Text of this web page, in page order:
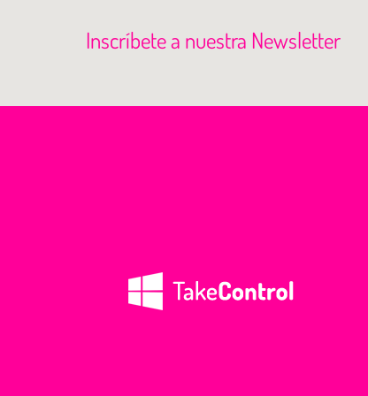
Inscríbete a nuestra Newsletter